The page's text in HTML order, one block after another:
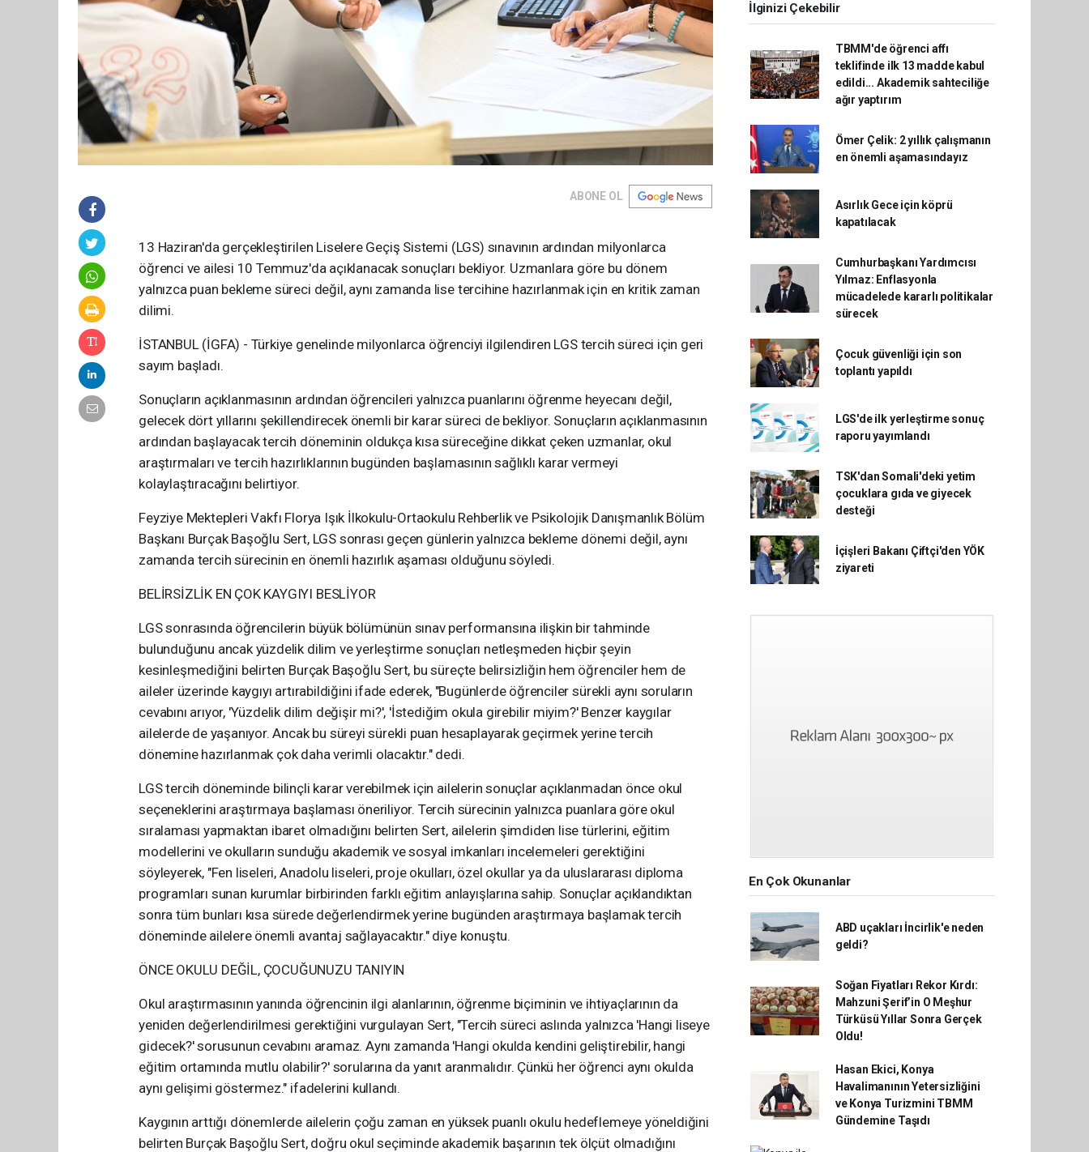
ABONE OL
13 Haziran'da gerçekleştirilen Liselere Geçiş Sistemi (LGS) sınavının ardından milyonlarca
öğrenci ve ailesi 10 Temmuz'da açıklanacak sonuçları bekliyor. Uzmanlara göre bu dönem
yalnızca puan bekleme süreci değil, aynı zamanda lise tercihine hazırlanmak için en kritik zaman
dilimi.
İSTANBUL (İGFA) - Türkiye genelinde milyonlarca öğrenciyi ilgilendiren LGS tercih süreci için geri
sayım başladı.
Sonuçların açıklanmasının ardından öğrencileri yalnızca puanlarını öğrenme heyecanı değil,
gelecek dört yıllarını şekillendirecek önemli bir karar süreci de bekliyor. Sonuçların açıklanmasının
ardından başlayacak tercih döneminin oldukça kısa süreceğine dikkat çeken uzmanlar, okul
araştırmaları ve tercih hazırlıklarının bugünden başlamasının sağlıklı karar vermeyi
kolaylaştıracağını belirtiyor.
Feyziye Mektepleri Vakfı Florya Işık İlkokulu-Ortaokulu Rehberlik ve Psikolojik Danışmanlık Bölüm
Başkanı Burçak Başoğlu Sert, LGS sonrası geçen günlerin yalnızca bekleme dönemi değil, aynı
zamanda tercih sürecinin en önemli hazırlık aşaması olduğunu söyledi.
BELİRSİZLİK EN ÇOK KAYGIYI BESLİYOR
LGS sonrasında öğrencilerin büyük bölümünün sınav performansına ilişkin bir tahminde
bulunduğunu ancak yüzdelik dilim ve yerleştirme sonuçları netleşmeden hiçbir şeyin
kesinleşmediğini belirten Burçak Başoğlu Sert, bu süreçte belirsizliğin hem öğrenciler hem de
aileler üzerinde kaygıyı artırabildiğini ifade ederek, "Bugünlerde öğrenciler sürekli aynı soruların
cevabını arıyor, 'Yüzdelik dilim değişir mi?', 'İstediğim okula girebilir miyim?' Benzer kaygılar
ailelerde de yaşanıyor. Ancak bu süreyi sürekli puan hesaplayarak geçirmek yerine tercih
dönemine hazırlanmak çok daha verimli olacaktır." dedi.
LGS tercih döneminde bilinçli karar verebilmek için ailelerin sonuçlar açıklanmadan önce okul
seçeneklerini araştırmaya başlaması öneriliyor. Tercih sürecinin yalnızca puanlara göre okul
sıralaması yapmaktan ibaret olmadığını belirten Sert, ailelerin şimdiden lise türlerini, eğitim
modellerini ve okulların sunduğu akademik ve sosyal imkanları incelemeleri gerektiğini
söyleyerek, "Fen liseleri, Anadolu liseleri, proje okulları, özel okullar ya da uluslararası diploma
programları sunan kurumlar birbirinden farklı eğitim anlayışlarına sahip. Sonuçlar açıklandıktan
sonra tüm bunları kısa sürede değerlendirmek yerine bugünden araştırmaya başlamak tercih
döneminde ailelere önemli avantaj sağlayacaktır." diye konuştu.
ÖNCE OKULU DEĞİL, ÇOCUĞUNUZU TANIYIN
Okul araştırmasının yanında öğrencinin ilgi alanlarının, öğrenme biçiminin ve ihtiyaçlarının da
yeniden değerlendirilmesi gerektiğini vurgulayan Sert, "Tercih süreci aslında yalnızca 'Hangi liseye
gidecek?' sorusunun cevabını aramaz. Aynı zamanda 'Hangi okulda kendini geliştirebilir, hangi
eğitim ortamında mutlu olabilir?' sorularına da yanıt aranmalıdır. Çünkü her öğrenci aynı okulda
aynı gelişimi göstermez." ifadelerini kullandı.
Kaygının arttığı dönemlerde ailelerin çoğu zaman en yüksek puanlı okulu hedeflemeye yöneldiğini
belirten Burçak Başoğlu Sert, doğru okul seçiminde akademik başarının tek ölçüt olmadığını
İlginizi Çekebilir
TBMM'de öğrenci affı
teklifinde ilk 13 madde kabul
edildi... Akademik sahteciliğe
ağır yaptırım
Ömer Çelik: 2 yıllık çalışmanın
en önemli aşamasındayız
Asırlık Gece için köprü
kapatılacak
Cumhurbaşkanı Yardımcısı
Yılmaz: Enflasyonla
mücadelede kararlı politikalar
sürecek
Çocuk güvenliği için son
toplantı yapıldı
LGS'de ilk yerleştirme sonuç
raporu yayımlandı
TSK'dan Somali'deki yetim
çocuklara gıda ve giyecek
desteği
İçişleri Bakanı Çiftçi'den YÖK
ziyareti
En Çok Okunanlar
ABD uçakları İncirlik'e neden
geldi?
Soğan Fiyatları Rekor Kırdı:
Mahzuni Şerif’in O Meşhur
Türküsü Yıllar Sonra Gerçek
Oldu!
Hasan Ekici, Konya
Havalimanının Yetersizliğini
ve Konya Turizmini TBMM
Gündemine Taşıdı